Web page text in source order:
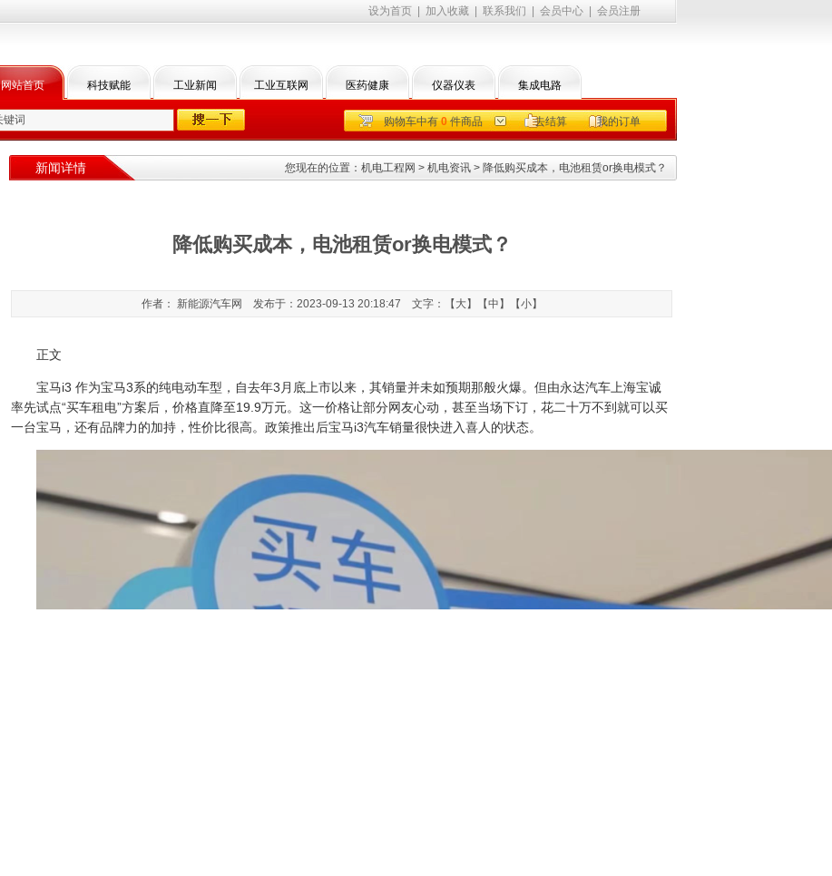
网站首页 科技赋能 工业新闻 工业互联网 医药健康 仪器仪表 集成电路
设为首页 加入收藏 联系我们 会员中心 会员注册
购物车中有0件商品 去结算 我的订单
降低购买成本，电池租赁or换电模式？
作者： 新能源汽车网 发布于：2023-09-13 20:18:47 文字：【 大】【中 】【小】
正文
宝马i3 作为宝马3系的纯电动车型，自去年3月底上市以来，其销量并未如预期那般火爆。但由永达汽车上海宝诚
率先试点“买车租电”方案后，价格直降至19.9万元。这一价格让部分网友心动，甚至当场下订，花二十万不到就可以买
一台宝马，还有品牌力的加持，性价比很高。政策推出后宝马i3汽车销量很快进入喜人的状态。
新闻详情 您现在的位置： 机电工程网 > 机电资讯 > 降低购买成本，电池租赁or换电模式？